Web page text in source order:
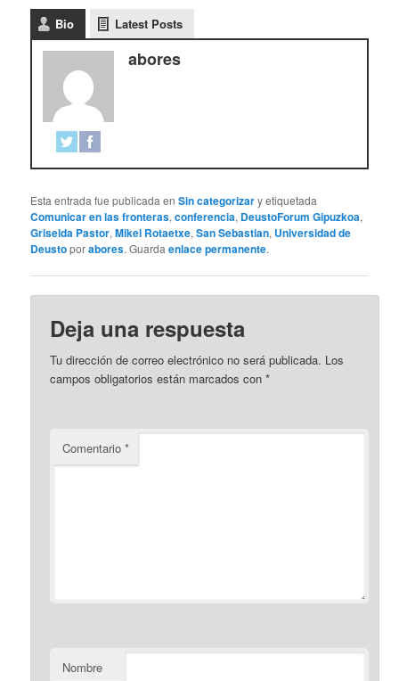
Bio Latest Posts
abores
Esta entrada fue publicada enSin categorizary etiquetada
Comunicar en las fronteras,conferencia, DeustoForum Gipuzkoa,
Griselda Pastor,Mikel Rotaetxe,San Sebastian, Universidad de
Deustoporabores. Guardaenlace permanente.
Deja una respuesta
Tu dirección de correo electrónico no será publicada. Los
campos obligatorios están marcados con*
Comentario*
Nombre